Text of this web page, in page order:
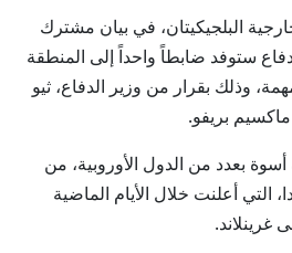
البلجيكيتان، في بيان مشترك
ستوفد ضابطاً واحداً إلى المنطقة
وذلك بقرار من وزير الدفاع، ثيو
بريفو.
أسوة بعدد من الدول الأوروبية، من
التي أعلنت خلال الأيام الماضية